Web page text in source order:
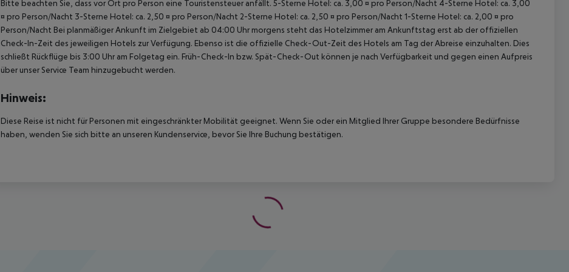
Bitte beachten Sie, dass vor Ort pro Person eine Touristensteuer anfällt. 5-Sterne Hotel: ca. 3,00 ¤ pro Person/Nacht 4-Sterne Hotel: ca. 3,00
¤ pro Person/Nacht 3-Sterne Hotel: ca. 2,50 ¤ pro Person/Nacht 2-Sterne Hotel: ca. 2,50 ¤ pro Person/Nacht 1-Sterne Hotel: ca. 2,00 ¤ pro
Person/Nacht Bei planmäßiger Ankunft im Zielgebiet ab 04:00 Uhr morgens steht das Hotelzimmer am Ankunftstag erst ab der offiziellen
Check-In-Zeit des jeweiligen Hotels zur Verfügung. Ebenso ist die offizielle Check-Out-Zeit des Hotels am Tag der Abreise einzuhalten. Dies
schließt Rückflüge bis 3:00 Uhr am Folgetag ein. Früh-Check-In bzw. Spät-Check-Out können je nach Verfügbarkeit und gegen einen Aufpreis
über unser Service Team hinzugebucht werden.
Hinweis:
Diese Reise ist nicht für Personen mit eingeschränkter Mobilität geeignet. Wenn Sie oder ein Mitglied Ihrer Gruppe besondere Bedürfnisse
haben, wenden Sie sich bitte an unseren Kundenservice, bevor Sie Ihre Buchung bestätigen.